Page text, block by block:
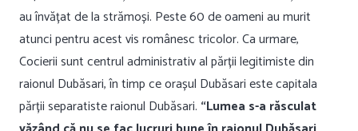
au învățat de la strămoși. Peste 60 de oameni au murit
atunci pentru acest vis românesc tricolor. Ca urmare,
Cocierii sunt centrul administrativ al părții legitimiste din
raionul Dubăsari, în timp ce orașul Dubăsarieste capitala
părții separatiste raionul Dubăsari. “Lumea s-a răsculat